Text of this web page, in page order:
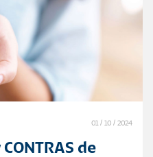
01 / 10 / 2024
de